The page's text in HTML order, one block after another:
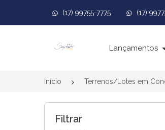
(17) 99755-7775 (17)
Página inicial
Lançamentos
Início Terrenos/Lotes em
Filtrar